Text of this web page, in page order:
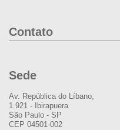
Contato
Sede
Av. República do Líbano,
1.921 - Ibirapuera
São Paulo - SP
CEP 04501-002